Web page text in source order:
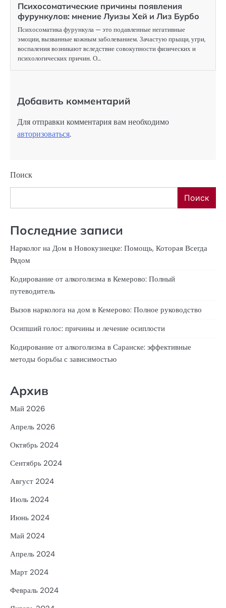
Психосоматические причины появления
фурункулов: мнение Луизы Хей и Лиз Бурбо
Психосоматика фурункула — это подавленные негативные
эмоции, вызванные кожным заболеванием. Зачастую прыщи, угри,
воспаления возникают вследствие совокупности физических и
психологических причин. О…
Добавить комментарий
Для отправки комментария вам необходимо
авторизоваться.
Поиск
Поиск
Последние записи
Нарколог на Дом в Новокузнецке: Помощь, Которая Всегда
Рядом
Кодирование от алкоголизма в Кемерово: Полный
путеводитель
Вызов нарколога на дом в Кемерово: Полное руководство
Осипший голос: причины и лечение осиплости
Кодирование от алкоголизма в Саранске: эффективные
методы борьбы с зависимостью
Архив
Май 2026
Апрель 2026
Октябрь 2024
Сентябрь 2024
Август 2024
Июль 2024
Июнь 2024
Май 2024
Апрель 2024
Март 2024
Февраль 2024